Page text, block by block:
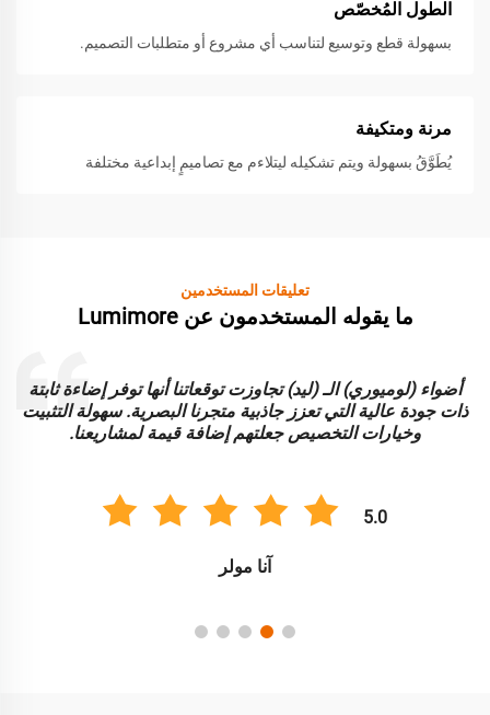
الطول المُخصّص
بسهولة قطع وتوسيع لتناسب أي مشروع أو متطلبات التصميم.
مرنة ومتكيفة
يُطَوَّقُ بسهولة ويتم تشكيله ليتلاءم مع تصاميمٍ إبداعية مختلفة
تعليقات المستخدمين
ما يقوله المستخدمون عن Lumimore
أضواء (لوميوري) الـ (ليد) تجاوزت توقعاتنا أنها توفر إضاءة ثابتة
ذات جودة عالية التي تعزز جاذبية متجرنا البصرية. سهولة التثبيت
وخيارات التخصيص جعلتهم إضافة قيمة لمشاريعنا.
5.0
آنا مولر